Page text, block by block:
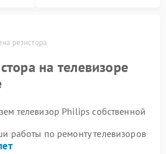
резистора
на телевизоре
телевизор Philips собственной
работы по ремонту телевизоров